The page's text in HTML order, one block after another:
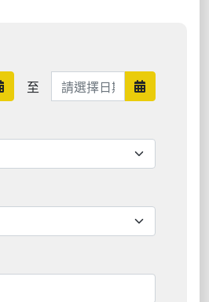
日期範圍開始
至 日期範圍結束 日期範圍